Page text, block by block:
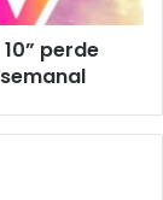
perde